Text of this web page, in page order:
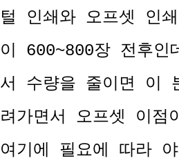
털 인쇄와 오프셋 인
이 600~800장 전후인
서 수량을 줄이면 이
려가면서 오프셋 이점
여기에 필요에 따라